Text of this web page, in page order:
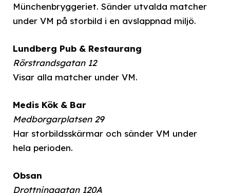
Münchenbryggeriet. Sänder utvalda matcher
under VM på storbild i en avslappnad miljö.
Lundberg Pub & Restaurang
Rörstrandsgatan 12
Visar alla matcher under VM.
Medis Kök & Bar
Medborgarplatsen 29
Har storbildsskärmar och sänder VM under
hela perioden.
Obsan
Drottninggatan 120A